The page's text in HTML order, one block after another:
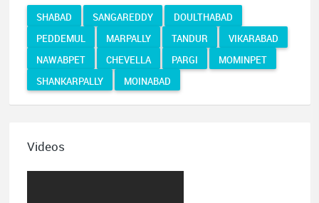
SHABAD SANGAREDDY
DOULTHABAD
PEDDEMUL
MARPALLY TANDUR
VIKARABAD
NAWABPET
CHEVELLA PARGI
MOMINPET
SHANKARPALLY
MOINABAD
Videos